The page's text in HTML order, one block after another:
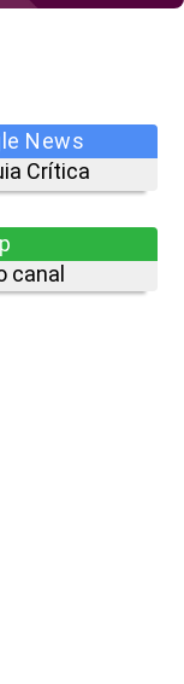
News
Crítica
canal